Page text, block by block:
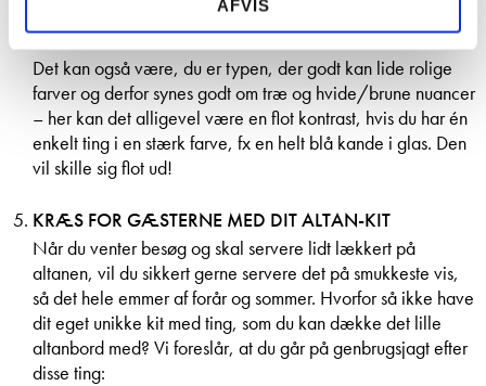
AFVIS
Det kan også være, du er typen, der godt kan lide rolige
farver og derfor synes godt om træ og hvide/brune nuancer
– her kan det alligevel være en flot kontrast, hvis du har én
enkelt ting i en stærk farve, fx en helt blå kande i glas. Den
vil skille sig flot ud!
KRÆS FOR GÆSTERNE MED DIT ALTAN-KIT
Når du venter besøg og skal servere lidt lækkert på
altanen, vil du sikkert gerne servere det på smukkeste vis,
så det hele emmer af forår og sommer. Hvorfor så ikke have
dit eget unikke kit med ting, som du kan dække det lille
altanbord med? Vi foreslår, at du går på genbrugsjagt efter
disse ting: